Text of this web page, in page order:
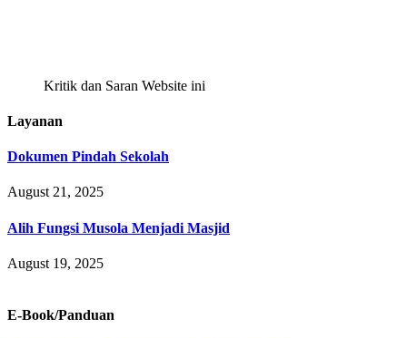
Kritik dan Saran Website ini
Layanan
Dokumen Pindah Sekolah
August 21, 2025
Alih Fungsi Musola Menjadi Masjid
August 19, 2025
E-Book/Panduan